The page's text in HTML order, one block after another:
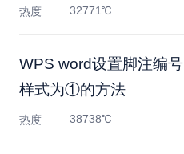
热度 32771℃
WPS word设置脚注编号
样式为①的方法
热度 38738℃